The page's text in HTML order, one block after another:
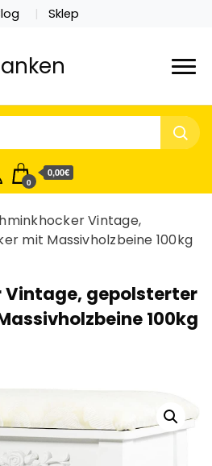
Sklep
0
0,00€
Vintage,
mit Massivholzbeine 100kg
Vintage, gepolsterter
100kg